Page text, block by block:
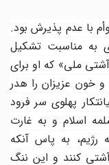
با عدم پذیرش بود.
به مناسبت تشکیل
ملی» که او برای
خون عزیزان را هدر
پهلوی سر فرود
اسلام و به غارت
به پاس آنکه
کنند و این ننگ